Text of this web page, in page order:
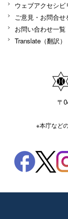
ウェブアクセシビ
ご意見・お問合
お問い合わせ一覧
Translate（翻訳）
〒
※本庁など